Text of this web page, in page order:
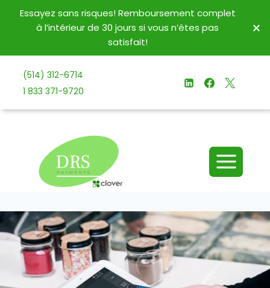
(514) 312-6714
1 833 371-9720
Essayez sans risques! Remboursement complet
à l’intérieur de 30 jours si vous n’êtes pas
satisfait!